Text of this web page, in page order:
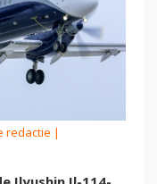
redactie |